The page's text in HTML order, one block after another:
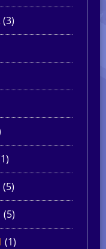
(3)
(5)
(5)
(1)